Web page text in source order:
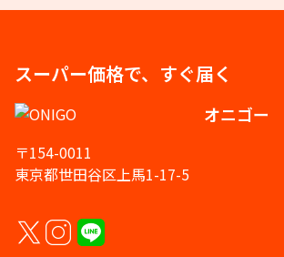
スーパー価格で、すぐ届く
オニゴー
〒154-0011
東京都世田谷区上馬1-17-5